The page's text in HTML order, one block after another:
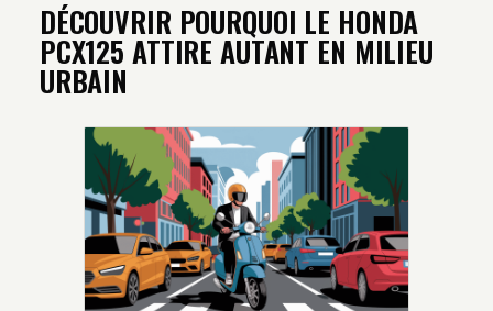
DÉCOUVRIR POURQUOI LE HONDA
PCX125 ATTIRE AUTANT EN MILIEU
URBAIN